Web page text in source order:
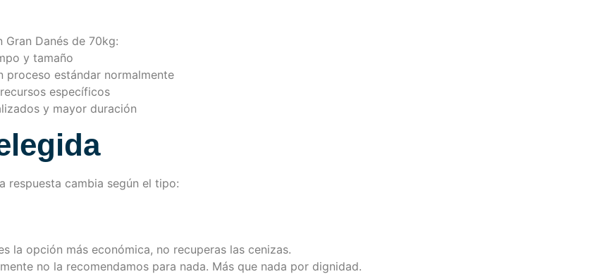
Danés de 70kg:
y tamaño
proceso estándar normalmente
específicos
y mayor duración
respuesta cambia según el tipo:
la opción más económica, no recuperas las cenizas.
no la recomendamos para nada. Más que nada por dignidad.